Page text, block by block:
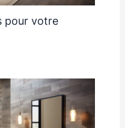
pour votre